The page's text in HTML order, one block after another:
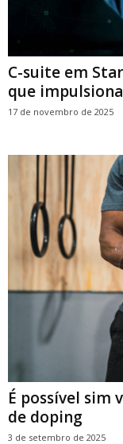
C-suite em
que
17 de novembro de 2025
É possível sim
de doping
3 de setembro de 2025